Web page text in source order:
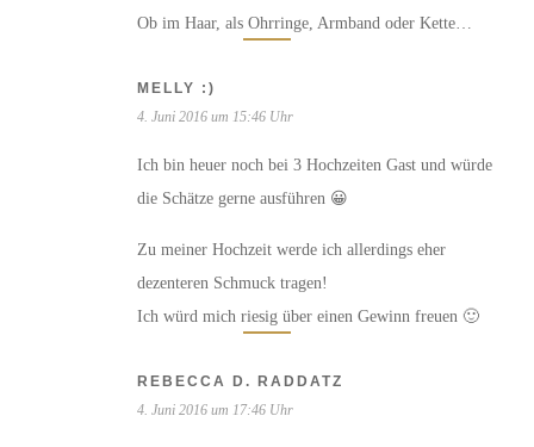
Ob im Haar, als Ohrringe, Armband oder Kette…
MELLY :)
4. Juni 2016 um 15:46 Uhr
Ich bin heuer noch bei 3 Hochzeiten Gast und würde
die Schätze gerne ausführen 😀
Zu meiner Hochzeit werde ich allerdings eher
dezenteren Schmuck tragen!
Ich würd mich riesig über einen Gewinn freuen 🙂
REBECCA D. RADDATZ
4. Juni 2016 um 17:46 Uhr